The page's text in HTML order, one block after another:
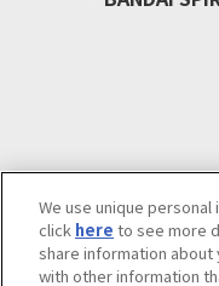
ウェブサイトご利用条
Do Not Sell or Share
We use unique
click here to see more
share information
with other information